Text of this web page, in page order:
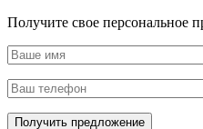
Получите свое персональное